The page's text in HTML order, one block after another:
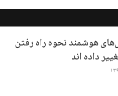
هوشمند نحوه راه رفتن
داده اند